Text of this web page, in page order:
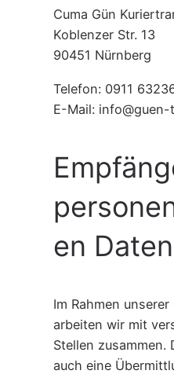
Cuma Gün
Koblenzer Str. 13
90451 Nürnberg
Telefon: 0911
E-Mail:
en Daten
Im Rahmen
arbeiten wir mit
Stellen zusammen.
auch eine